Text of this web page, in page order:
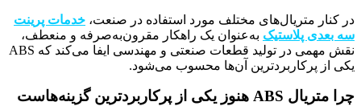
در کنار متریال‌های مختلف مورد استفاده در صنعت، خدمات پرینت
سه بعدی پلاستیک به‌عنوان یک راهکار مقرون‌به‌صرفه و منعطف،
نقش مهمی در تولید قطعات صنعتی و مهندسی ایفا می‌کند که ABS
یکی از پرکاربردترین آن‌ها محسوب می‌شود.
چرا متریال ABS هنوز یکی از پرکاربردترین گزینه‌هاست